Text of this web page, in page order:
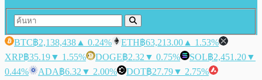
BTC฿2,138,438 ▲ 0.24% ETH฿63,213.00 ▲ 1.53%
XRP฿35.19▼ 1.55% DOGE฿2.32 ▼ 0.75% SOL฿2,451.20▼
0.44%
ADA฿6.32 ▼ 2.00% DOT฿27.79▼ 2.75%